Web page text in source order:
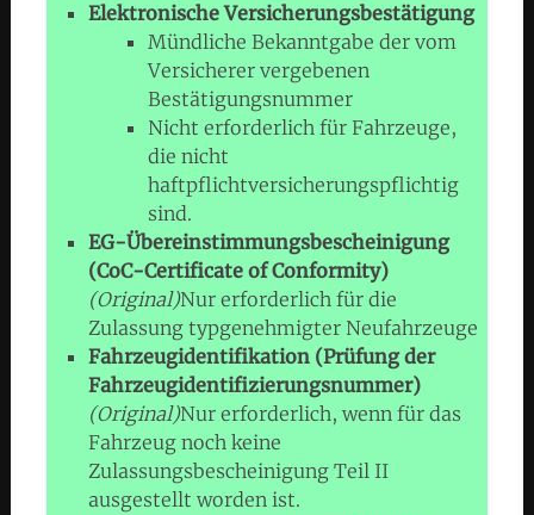
Elektronische Versicherungsbestätigung
Mündliche Bekanntgabe der vom
Versicherer vergebenen
Bestätigungsnummer
Nicht erforderlich für Fahrzeuge,
die nicht
haftpflichtversicherungspflichtig
sind.
EG-Übereinstimmungsbescheinigung
(CoC-Certificate of Conformity)
(Original)Nur erforderlich für die
Zulassung typgenehmigter Neufahrzeuge
Fahrzeugidentifikation (Prüfung der
Fahrzeugidentifizierungsnummer)
(Original)Nur erforderlich, wenn für das
Fahrzeug noch keine
Zulassungsbescheinigung Teil II
ausgestellt worden ist.